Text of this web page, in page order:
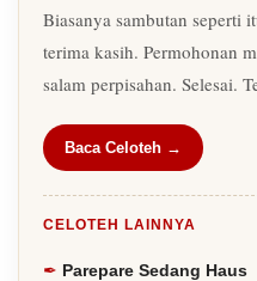
Biasanya sambutan seperti
terima kasih. Permohonan
salam perpisahan. Selesai.
Baca Celoteh →
CELOTEH LAINNYA
Parepare Sedang Haus